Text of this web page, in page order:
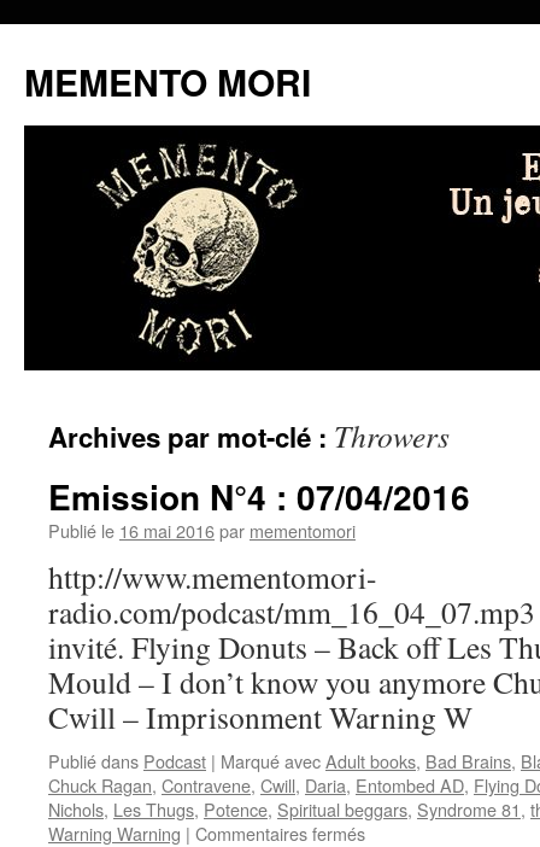
MEMENTO MORI
au
contenu
Archives par mot-clé : Throwers
Emission N°4 : 07/04/2016
Publié le 16 mai 2016par mementomori
http://www.mementomori-
radio.com/podcast/
invité. Flying Donuts – Back off Les
Mould – I don’t know you anymore
Cwill – Imprisonment Warning W
Publié dans Podcast | Marqué avecAdult books, Bad Brains,
Chuck Ragan, Contravene, Cwill, Daria, Entombed AD, Flying
Nichols, Les Thugs, Potence, Spiritual beggars, Syndrome 81,
Warning Warning | Commentaires ferméssur